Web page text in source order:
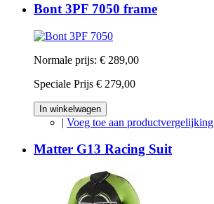
Bont 3PF 7050 frame
Normale prijs: € 289,00
Speciale Prijs € 279,00
In winkelwagen
| Voeg toe aan productvergelijking
Matter G13 Racing Suit